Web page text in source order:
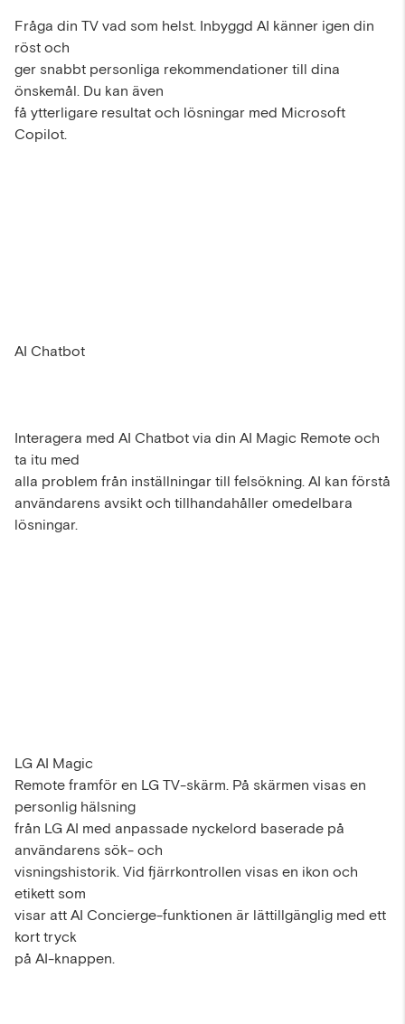
Fråga din TV vad som helst. Inbyggd AI känner igen din
röst och
ger snabbt personliga rekommendationer till dina
önskemål. Du kan även
få ytterligare resultat och lösningar med Microsoft
Copilot.
AI Chatbot
Interagera med AI Chatbot via din AI Magic Remote och
ta itu med
alla problem från inställningar till felsökning. AI kan förstå
användarens avsikt och tillhandahåller omedelbara
lösningar.
LG AI Magic
Remote framför en LG TV-skärm. På skärmen visas en
personlig hälsning
från LG AI med anpassade nyckelord baserade på
användarens sök- och
visningshistorik. Vid fjärrkontrollen visas en ikon och
etikett som
visar att AI Concierge-funktionen är lättillgänglig med ett
kort tryck
på AI-knappen.